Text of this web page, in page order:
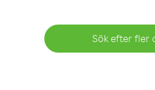
Sök efter fler